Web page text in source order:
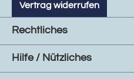
Vertrag widerrufen
Rechtliches
Hilfe / Nützliches